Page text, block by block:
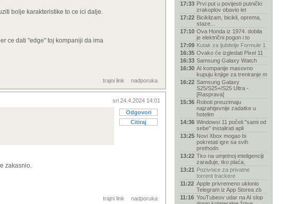
njima za igranje istraživanja
a koje se da uvjeriti, bakina
uvijek netko izvan toga bere vrhnje.
usputne žrtve."
bolje karakteristike to ce ici dalje.
ce dati "edge" toj kompaniji da ima
trajni link nadporuka
sri 24.4.2024 14:01
Odgovori
Citiraj
zakasnio.
trajni link nadporuka
17:33 Prvi put u povijesti putnički
zrakoplov obavio let
17:22 Biciklizam, bicikli, oprema,
staze...
17:10 Ova Honda iz 1974. dobila
je električni pogon i to
17:09 Kutak za ljubitelje Formule 1
16:35 Ovako će izgledati Pixel 11
16:33 Samsung Galaxy Watch
16:30 AI kompanije masovno
kupuju knjige za treniranje m
16:22 Samsung Galaxy
S25/S25+/S25 Ultra -
[Rasprava]
15:36 Roboti preuzimaju
najzahtjevnije zadatke u
hotelim
14:36 Windowsi 11 počeli "sami od
sebe" instalirati apli
13:25 Novi Xbox mogao bi
pokretati igre sa svih
prethodn
13:22 Tko na umjetnoj inteligenciji
zarađuje, tko plaća,
13:21 Pozivnice za privatne
torrent trackere
11:22 Apple privremeno uklonio
Telegram iz App Storea zb
11:16 YouTubeov udar na AI slop